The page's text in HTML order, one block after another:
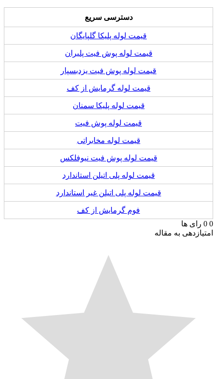
دسترسی سریع
قیمت لوله پلیکا گلپایگان
قیمت لوله پوش فیت پلیران
قیمت لوله پوش فیت یزدبسپار
قیمت لوله گرمایش از کف
قیمت لوله پلیکا سمنان
قیمت لوله پوش فیت
قیمت لوله مخابراتی
قیمت لوله پوش فیت نیوفلکس
قیمت لوله پلی اتیلن استاندارد
قیمت لوله پلی اتیلن غیر استاندارد
فوم گرمایش از کف
رای ها
به مقاله